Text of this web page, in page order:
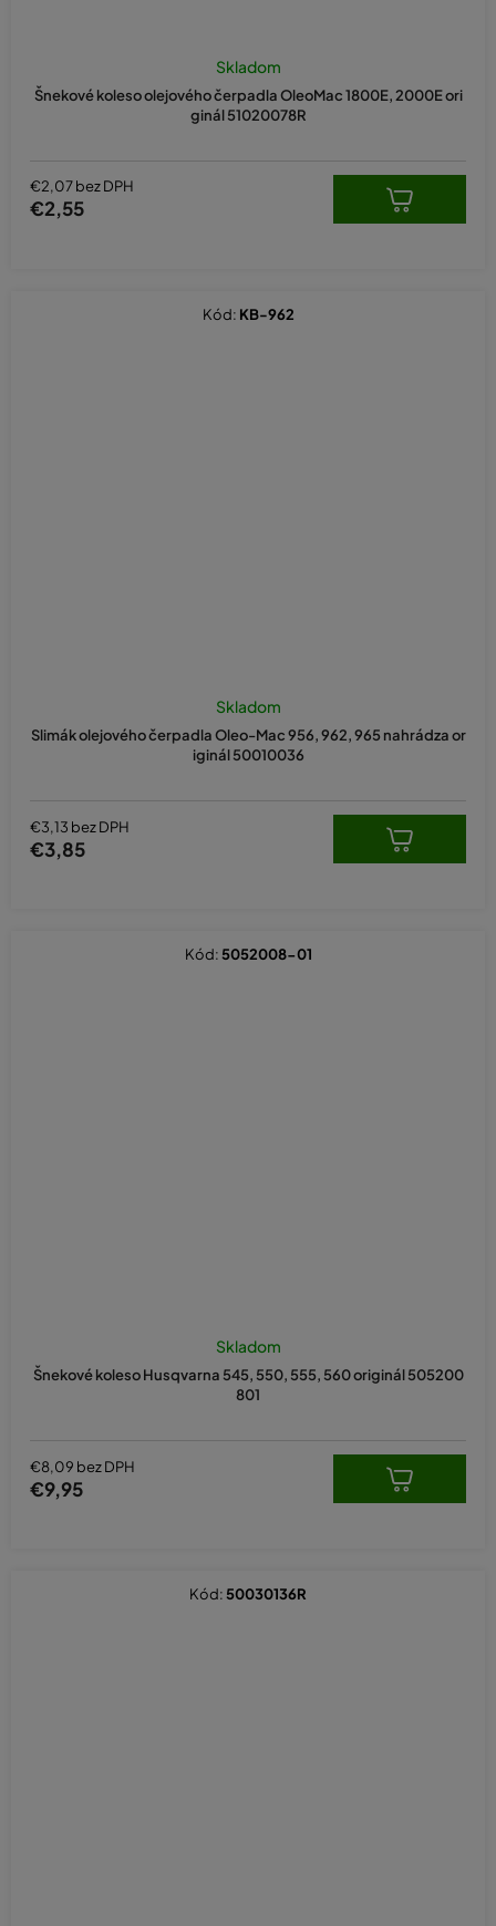
Šnekové koleso olejového čerpadla OleoMac 1800E, 2000E ori
ginál 51020078R
Skladom
€2,07 bez DPH
€2,55
Slimák olejového čerpadla Oleo-Mac 956, 962, 965 nahrádza or
iginál 50010036
Skladom
€3,13 bez DPH
€3,85
Kód: KB-962
Šnekové koleso Husqvarna 545, 550, 555, 560 originál 505200
801
Skladom
€8,09 bez DPH
€9,95
Kód: 5052008-01
Kód: 50030136R